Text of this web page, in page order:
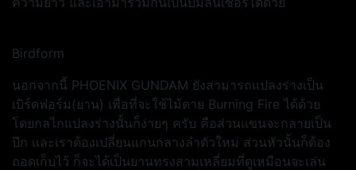
Birdform
นอกจากนี้ PHOENIX GUNDAM ยังสามารถแปลงร่างเป็น
เบิร์ดฟอร์ม(ยาน) เพื่อที่จะใช้ไม้ตาย Burning Fire ได้ด้วย
โดยกลไกแปลงร่างนั้นก็ง่ายๆ ครับ คือส่วนแขนจะกลายเป็น
ปีก และเราต้องเปลี่ยนแกนกลางลำตัวใหม่ ส่วนหัวนั้นก็ต้อง
ถอดเก็บไว้ ก็จะได้เป็นยานทรงสามเหลี่ยมที่ดูเหมือนจะเล่น